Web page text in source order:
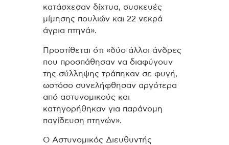
κατάσχεσαν δίχτυα, συσκευές
μίμησης πουλιών και 22 νεκρά
άγρια πτηνά».
Προστίθεται ότι «δύο άλλοι άνδρες
που προσπάθησαν να διαφύγουν
της σύλληψης τράπηκαν σε φυγή,
ωστόσο συνελήφθησαν αργότερα
από αστυνομικούς και
κατηγορήθηκαν για παράνομη
παγίδευση πτηνών».
Ο Αστυνομικός Διευθυντής